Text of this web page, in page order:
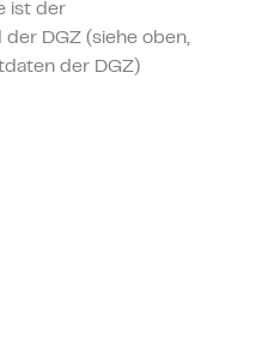
ist der
DGZ (siehe oben,
der DGZ)